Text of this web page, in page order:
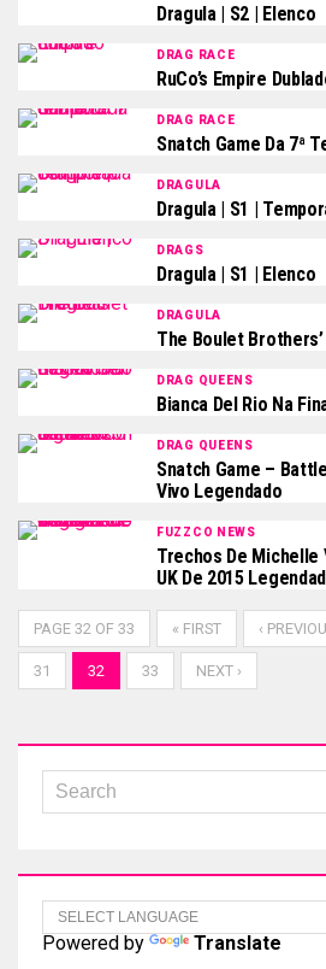
Dragula | S2 | Elenco
DRAG RACE
RuCo’s Empire
DRAG RACE
Snatch Game Da 7ª
DRAGULA
Dragula | S1 |
DRAGS
Dragula | S1 | Elenco
DRAGULA
The Boulet
DRAG QUEENS
Bianca Del Rio Na
DRAG QUEENS
Snatch Game –
Vivo Legendado
FUZZCO NEWS
Trechos De Michelle
UK De 2015
PAGE 32 OF 33 « FIRST ‹
31 32 33 NEXT ›
Powered by Translate